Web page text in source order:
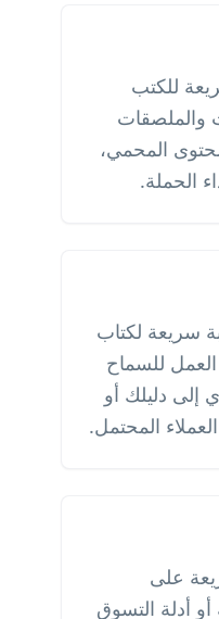
للكتب
والملصقات
المحمي،
الحملة.
سريعة لكتاب
للسماح
إلى دليلك أو
المحتمل.
على
أو أدلة التسوق